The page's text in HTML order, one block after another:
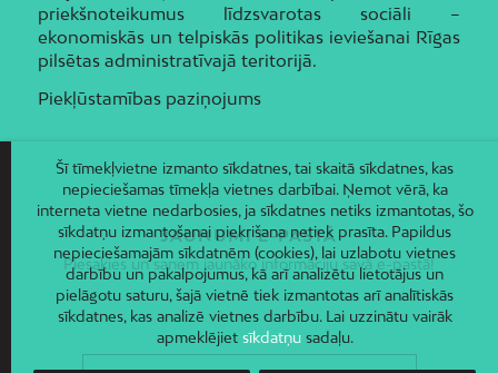
priekšnoteikumus līdzsvarotas sociāli –
ekonomiskās un telpiskās politikas ieviešanai Rīgas
pilsētas administratīvajā teritorijā.
Piekļūstamības paziņojums
JAUNUMI E-PASTĀ
Piesakies un saņem jaunāko informāciju savā e-pastā!
Šī tīmekļvietne izmanto sīkdatnes, tai skaitā sīkdatnes, kas
nepieciešamas tīmekļa vietnes darbībai. Ņemot vērā, ka
interneta vietne nedarbosies, ja sīkdatnes netiks izmantotas, šo
sīkdatņu izmantošanai piekrišana netiek prasīta. Papildus
nepieciešamajām sīkdatnēm (cookies), lai uzlabotu vietnes
darbību un pakalpojumus, kā arī analizētu lietotājus un
pielāgotu saturu, šajā vietnē tiek izmantotas arī analītiskās
sīkdatnes, kas analizē vietnes darbību. Lai uzzinātu vairāk
apmeklējiet sīkdatņusadaļu.